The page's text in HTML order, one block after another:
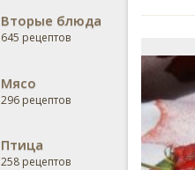
Вторые блюда
645 рецептов
Мясо
296 рецептов
Птица
258 рецептов